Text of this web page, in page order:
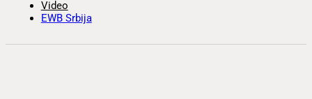
Video
EWB Srbija